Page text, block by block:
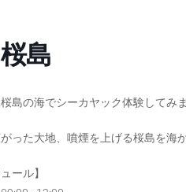
島
島の海でシーカヤック体験してみ
った大地、噴煙を上げる桜島を海
ール】